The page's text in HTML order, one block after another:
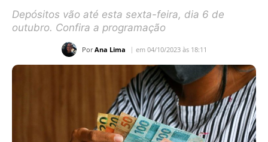
Depósitos vão até esta sexta-feira, dia 6 de
outubro. Confira a programação
Por Ana Lima em 04/10/2023 às 18:11